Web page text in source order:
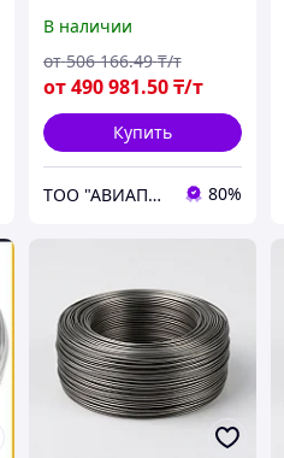
В наличии
от 490 981.50 ₸/т
от 506 166.49 ₸/т
Купить
ТОО "АВИАПРОМСТАЛЬ" 80%